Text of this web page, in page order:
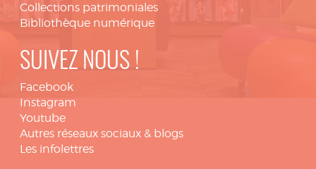
Collections patrimoniales
Bibliothèque numérique
SUIVEZ NOUS !
Facebook
Instagram
Youtube
Autres réseaux sociaux & blogs
Les infolettres